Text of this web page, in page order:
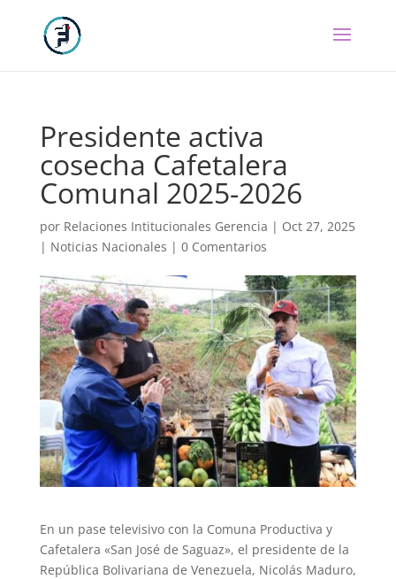
Presidente activa
cosecha Cafetalera
Comunal 2025-2026
por Relaciones Intitucionales Gerencia | Oct 27, 2025
| Noticias Nacionales | 0 Comentarios
En un pase televisivo con la Comuna Productiva y
Cafetalera «San José de Saguaz», el presidente de la
República Bolivariana de Venezuela, Nicolás Maduro,